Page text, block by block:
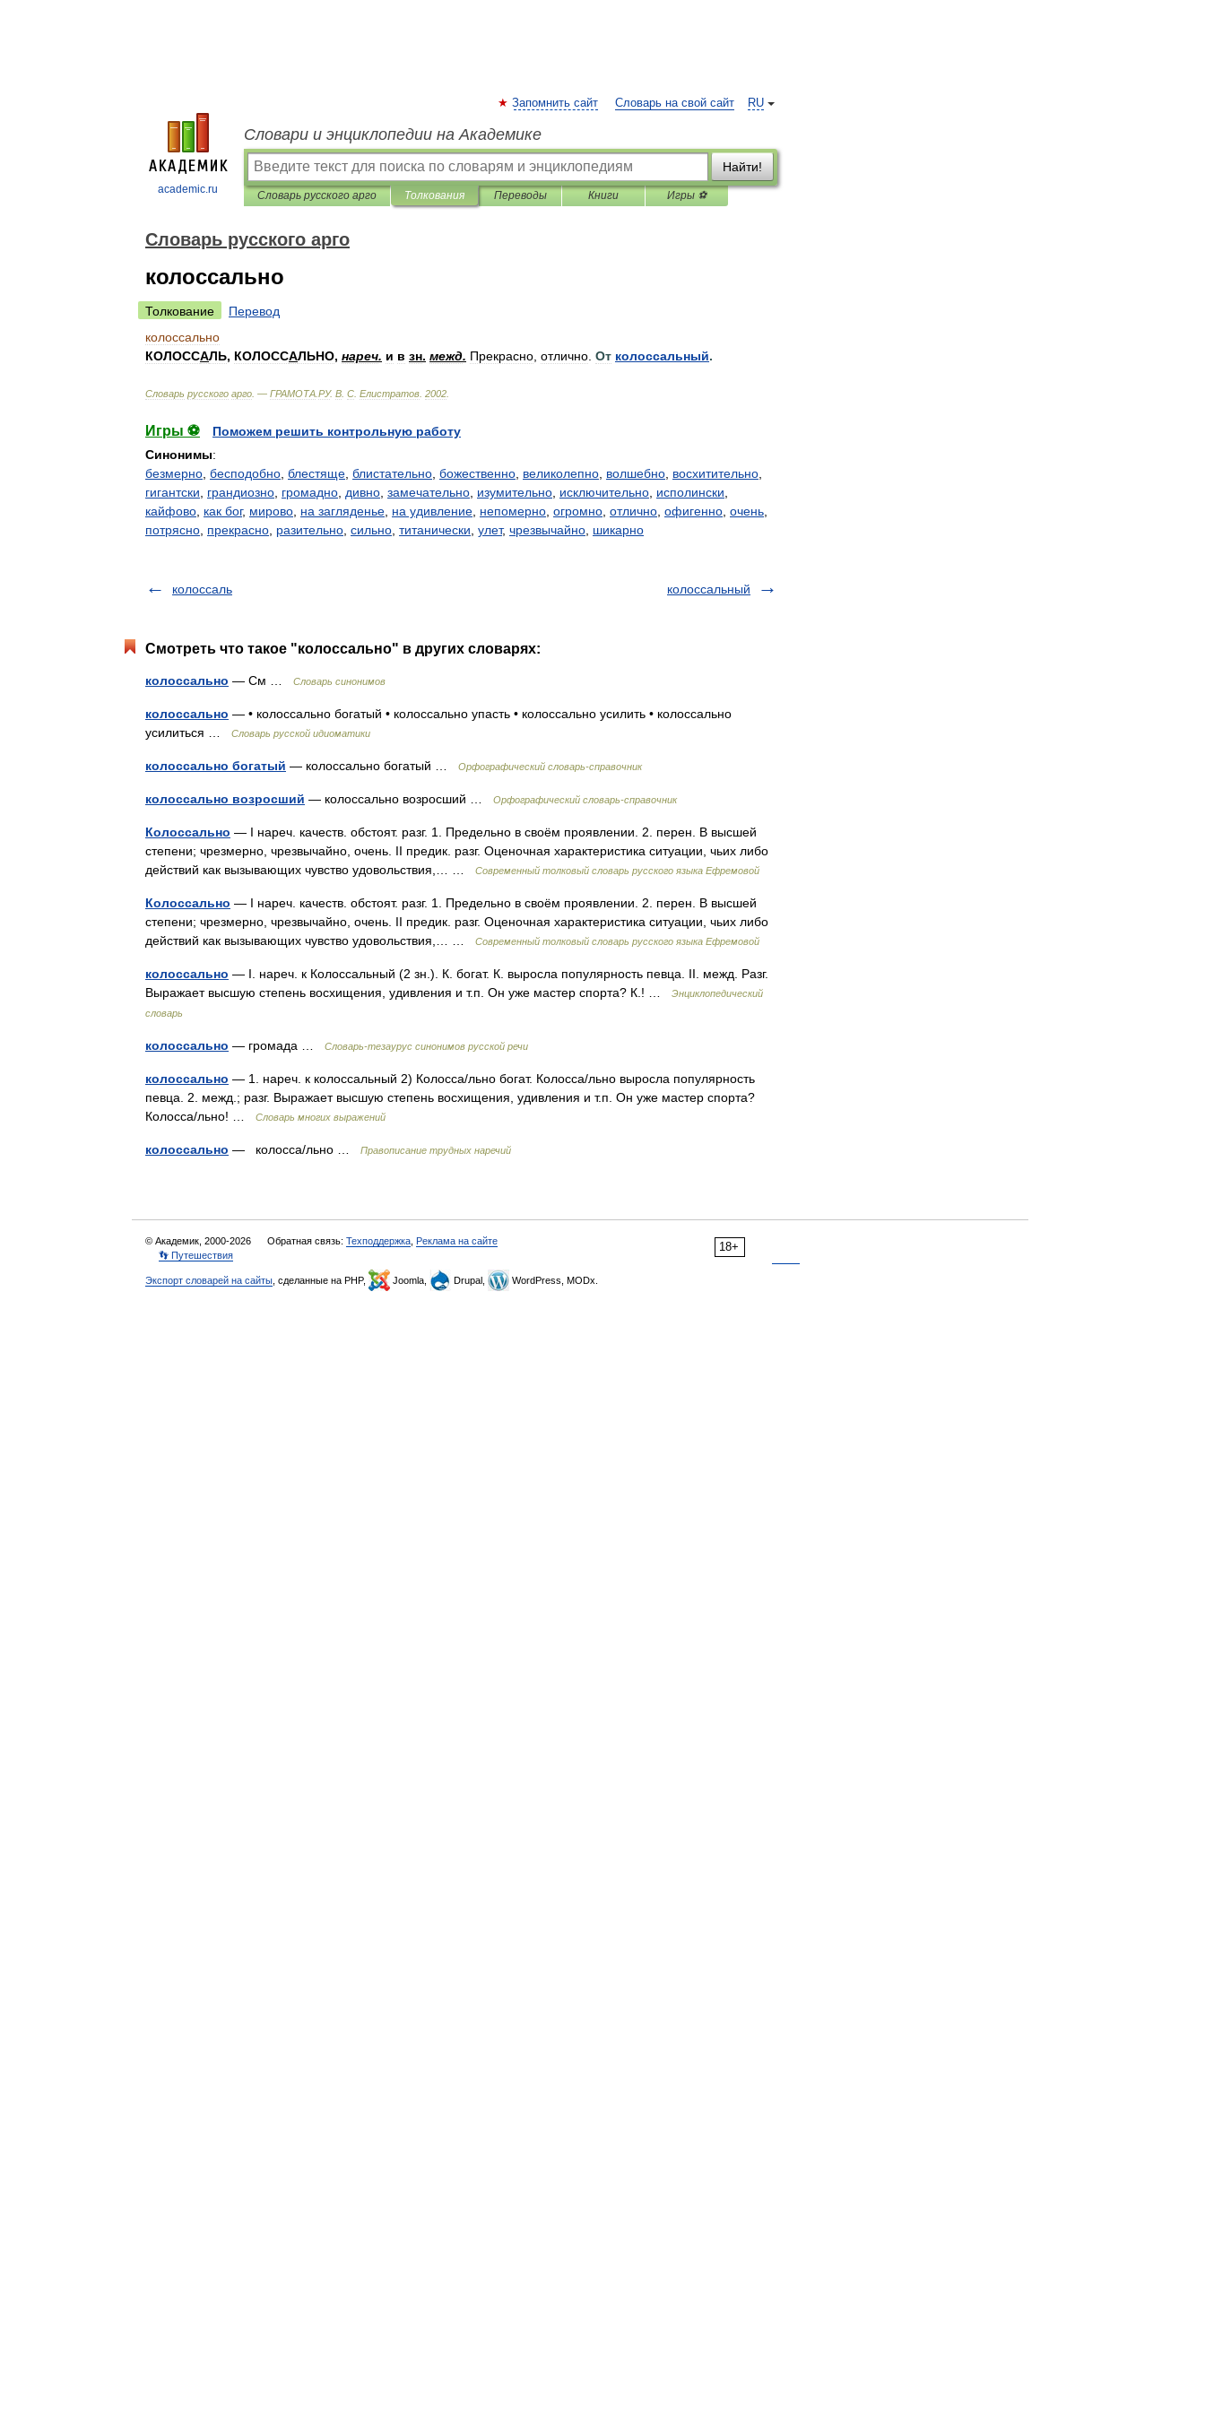
academic.ru
RU
Запомнить сайт Словарь на свой сайт
Словари и энциклопедии на Академике
Найти!
Словарь русского арго Толкования Переводы Книги Игры ⚽
Словарь русского арго
колоссально
Толкование
Перевод
колоссально
КОЛОССАЛЬ, КОЛОССАЛЬНО, нареч. и в зн. межд. Прекрасно отлично От колоссальный.
Словарь русского арго . — ГРАМОТА РУ. В С Елистратов 2002
Игры ⚽
Поможем решить контрольную работу
Синонимы:
безмерно бесподобно блестяще блистательно божественно великолепно волшебно восхитительно
гигантски
грандиозно громадно дивно замечательно изумительно исключительно исполински
кайфово как бог, мирово на загляденье на удивление непомерно огромно отлично офигенно очень
потрясно прекрасно разительно сильно титанически улет, чрезвычайно шикарно
колоссаль колоссальный
Смотреть что такое "колоссально" в других словарях:
колоссально — См … Словарь синонимов
колоссально — • колоссально богатый • колоссально упасть • колоссально усилить • колоссально
усилиться …
Словарь русской идиоматики
колоссально богатый — колоссально богатый … Орфографический словарь-справочник
колоссально возросший — колоссально возросший … Орфографический словарь-справочник
Колоссально — I нареч. качеств. обстоят. разг. 1. Предельно в своём проявлении. 2. перен. В высшей
степени; чрезмерно, чрезвычайно, очень. II предик. разг. Оценочная характеристика ситуации, чьих либо
действий как вызывающих чувство удовольствия,… …
Современный толковый словарь русского языка Ефремовой
Колоссально — I нареч. качеств. обстоят. разг. 1. Предельно в своём проявлении. 2. перен. В высшей
степени; чрезмерно, чрезвычайно, очень. II предик. разг. Оценочная характеристика ситуации, чьих либо
действий как вызывающих чувство удовольствия,… …
Современный толковый словарь русского языка Ефремовой
колоссально — I. нареч. к Колоссальный (2 зн.). К. богат. К. выросла популярность певца. II. межд. Разг.
Выражает высшую степень восхищения, удивления и т.п. Он уже мастер спорта? К.! …
Энциклопедический
словарь
колоссально — громада … Словарь-тезаурус синонимов русской речи
колоссально — 1. нареч. к колоссальный 2) Колосса/льно богат. Колосса/льно выросла популярность
певца. 2. межд.; разг. Выражает высшую степень восхищения, удивления и т.п. Он уже мастер спорта?
Колосса/льно! …
Словарь многих выражений
колоссально — колосса/льно … Правописание трудных наречий
18+
© Академик, 2000-2026 Обратная связь: Техподдержка Реклама на сайте
👣 Путешествия
Экспорт словарей на сайты , сделанные на PHP, Joomla, Drupal, WordPress, MODx.